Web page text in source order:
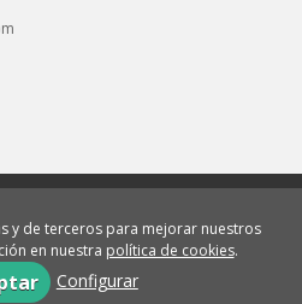
reservats.
de cookies Política de privacidad
y de terceros para mejorar nuestros
en nuestra política de cookies.
Configurar